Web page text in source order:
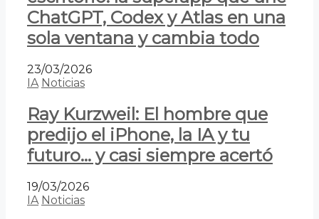
ChatGPT, Codex y Atlas en una
sola ventana y cambia todo
23/03/2026
IA Noticias
Ray Kurzweil: El hombre que
predijo el iPhone, la IA y tu
futuro… y casi siempre acertó
19/03/2026
IA Noticias